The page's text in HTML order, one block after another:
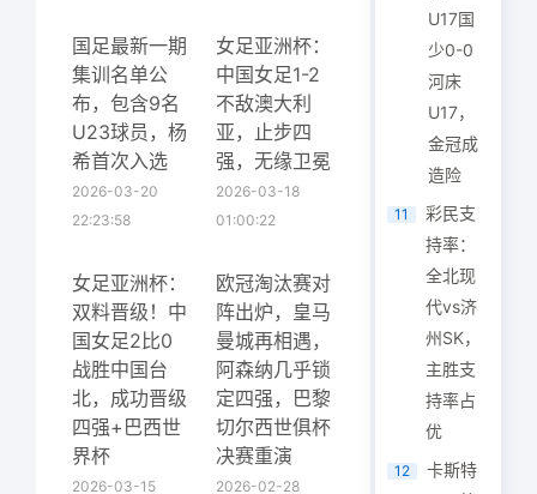
国足最新一期
集训名单公
布，包含9名
U23球员，杨
希首次入选
2026-03-20
22:23:58
女足亚洲杯：
中国女足1-2
不敌澳大利
亚，止步四
强，无缘卫冕
2026-03-18
01:00:22
女足亚洲杯：
双料晋级！中
国女足2比0
战胜中国台
北，成功晋级
四强+巴西世
界杯
2026-03-15
欧冠淘汰赛对
阵出炉，皇马
曼城再相遇，
阿森纳几乎锁
定四强，巴黎
切尔西世俱杯
决赛重演
2026-02-28
U17国
少0-0
河床
U17，
金冠成
造险
11
彩民支
持率：
全北现
代vs济
州SK，
主胜支
持率占
优
12
卡斯特